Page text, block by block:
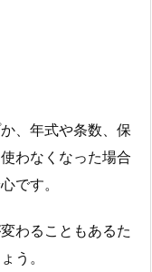
、年式や条数、保
わなくなった場合
です。
わることもあるた
う。